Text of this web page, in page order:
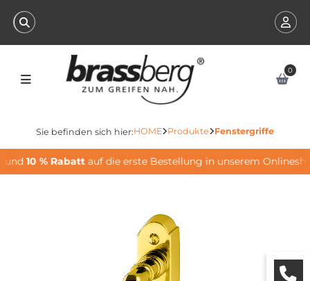
0
Sie befinden sich hier:HOME Produkte Fenstergriffe
und10 % Rabattauf die erste Bestellung in unserem